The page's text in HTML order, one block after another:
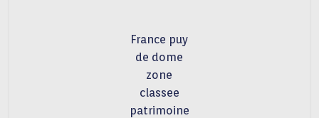
France puy
de dome
zone
classee
patrimoine